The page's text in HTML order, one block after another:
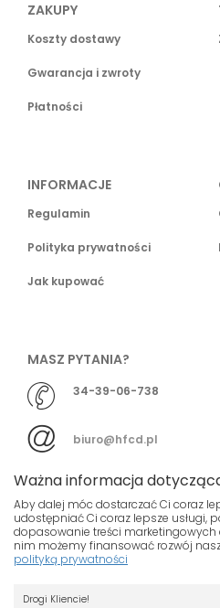
ZAKUPY
Koszty dostawy
Gwarancja i zwroty
Płatności
INFORMACJE
Regulamin
Polityka prywatności
Jak kupować
MASZ PYTANIA?
34-39-06-738
biuro@hfcd.pl
© HFCD - HF Centrum
Ważna informacja
Aby dalej móc dostarczać Ci coraz
udostępniać Ci coraz lepsze usługi,
dopasowanie treści marketingowych
nim możemy finansować rozwój
polityką prywatności
Drogi Kliencie!